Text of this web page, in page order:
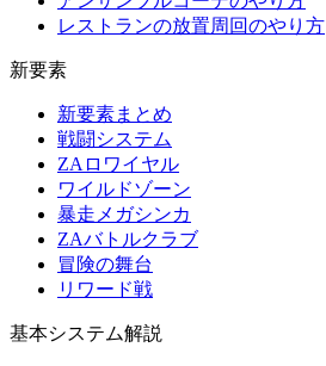
レストランの放置周回のやり方
新要素
新要素まとめ
戦闘システム
ZAロワイヤル
ワイルドゾーン
暴走メガシンカ
ZAバトルクラブ
冒険の舞台
リワード戦
基本システム解説